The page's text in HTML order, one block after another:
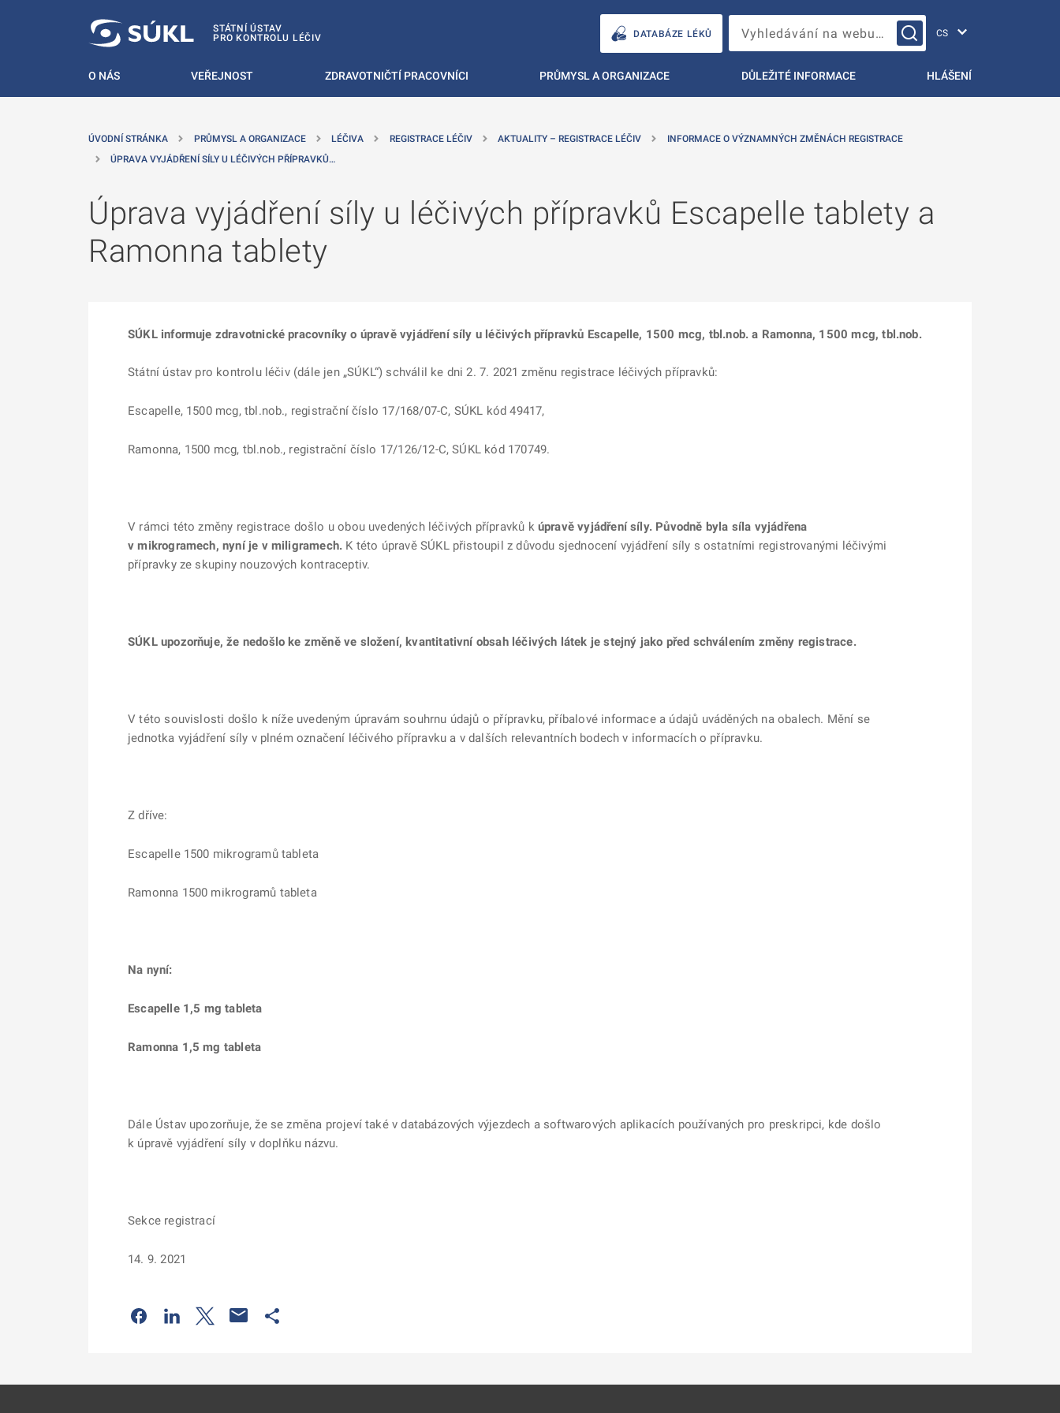
STÁTNÍ ÚSTAV
PRO KONTROLU LÉČIV
DATABÁZE LÉKŮ Vyhledávání na webu…
O NÁS VEŘEJNOST ZDRAVOTNIČTÍ PRACOVNÍCI PRŮMYSL A ORGANIZACE DŮLEŽITÉ INFORMACE HLÁŠENÍ
ÚVODNÍ STRÁNKA PRŮMYSL A ORGANIZACE LÉČIVA REGISTRACE LÉČIV AKTUALITY – REGISTRACE LÉČIV
INFORMACE O VÝZNAMNÝCH ZMĚNÁCH REGISTRACE
ÚPRAVA VYJÁDŘENÍ SÍLY U LÉČIVÝCH PŘÍPRAVKŮ…
Úprava vyjádření síly u léčivých přípravků Escapelle tablety a
Ramonna tablety
SÚKL informuje zdravotnické pracovníky o úpravě vyjádření síly u léčivých přípravků Escapelle, 1500 mcg, tbl.nob. a Ramonna, 1500 mcg, tbl.nob.
Státní ústav pro kontrolu léčiv (dále jen „SÚKL“) schválil ke dni 2. 7. 2021 změnu registrace léčivých přípravků:
Escapelle, 1500 mcg, tbl.nob., registrační číslo 17/168/07-C, SÚKL kód 49417,
Ramonna, 1500 mcg, tbl.nob., registrační číslo 17/126/12-C, SÚKL kód 170749.
V rámci této změny registrace došlo u obou uvedených léčivých přípravků k úpravě vyjádření síly. Původně byla síla vyjádřena
v mikrogramech, nyní je v miligramech. K této úpravě SÚKL přistoupil z důvodu sjednocení vyjádření síly s ostatními registrovanými léčivými
přípravky ze skupiny nouzových kontraceptiv.
SÚKL upozorňuje, že nedošlo ke změně ve složení, kvantitativní obsah léčivých látek je stejný jako před schválením změny registrace.
V této souvislosti došlo k níže uvedeným úpravám souhrnu údajů o přípravku, příbalové informace a údajů uváděných na obalech. Mění se
jednotka vyjádření síly v plném označení léčivého přípravku a v dalších relevantních bodech v informacích o přípravku.
Z dříve:
Escapelle 1500 mikrogramů tableta
Ramonna 1500 mikrogramů tableta
Na nyní:
Escapelle 1,5 mg tableta
Ramonna 1,5 mg tableta
Dále Ústav upozorňuje, že se změna projeví také v databázových výjezdech a softwarových aplikacích používaných pro preskripci, kde došlo
k úpravě vyjádření síly v doplňku názvu.
Sekce registrací
14. 9. 2021
Odkaz se otevře na nové kartě
Odkaz se otevře na nové kartě
Odkaz se otevře na nové kartě